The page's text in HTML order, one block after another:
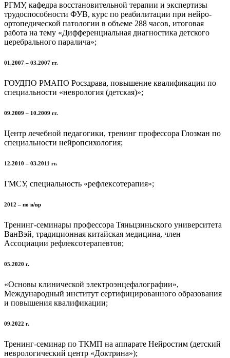
РГМУ, кафедра восстановительной терапии и экспертизы
трудоспособности ФУВ, курс по реабилитации при нейро-
ортопедической патологии в объеме 288 часов, итоговая
работа на тему «Дифференциальная диагностика детского
церебрального паралича»;
01.2007 – 03.2007 гг.
ГОУДПО РМАПО Росздрава, повышение квалификации по
специальности «неврология (детская)»;
09.2009 – 10.2009 гг.
Центр лечебной педагогики, тренинг профессора Глозман по
специальности нейропсихология;
12.2010 – 03.2011 гг.
ГМСУ, специальность «рефлексотерапия»;
2012 – по н/вр
Тренинг-семинары профессора Тяньцзиньского университета
ВанВэй, традиционная китайская медицина, член
Ассоциации рефлексотерапевтов;
05.2020 г.
«Основы клинической электроэнцефалографии»,
Международный институт сертифицированного образования
и повышения квалификации;
09.2022 г.
Тренинг-семинар по ТКМП на аппарате Нейростим (детский
неврологический центр «Доктрина»);